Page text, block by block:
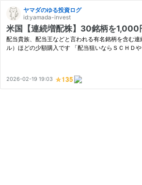
ヤマダのゆる投資ログ
id:yamada-invest
米国【連続増配株】30銘柄を1,000
配当貴族、配当王などと言われる有名銘柄を含む
ル）ほどの少額購入です 「配当狙いならＳＣＨＤ
2026-02-19 19:03